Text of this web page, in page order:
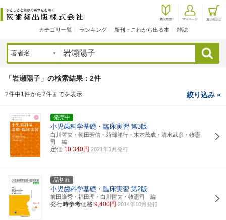
カテゴリ一覧 ランキング 新刊・これから出る本 雑誌
検索
「岩瀬陽子」の検索結果：2件
2件中1件から2件までを表示 絞り込み »
発売中
小児歯科学基礎・臨床実習 第3版
白川哲夫・朝田芳信・苅部洋行・木本茂成・清水武彦・牧憲
司 編
定価 10,340円 2021年3月発行
品切れ
小児歯科学基礎・臨床実習 第2版
前田隆秀・福田理・白川哲夫・牧憲司 編
発行時参考価格 9,400円 2014年10月発行